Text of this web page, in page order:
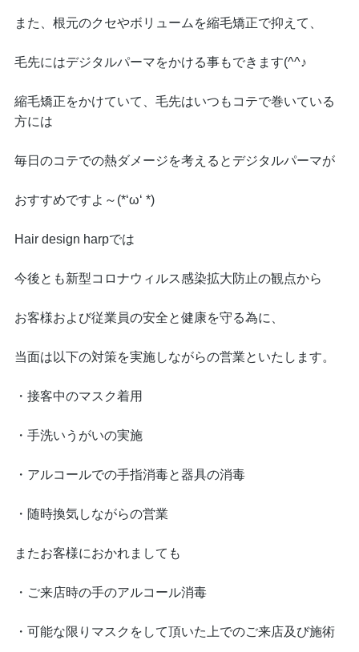
また、根元のクセやボリュームを縮毛矯正で抑えて、
毛先にはデジタルパーマをかける事もできます(^^♪
縮毛矯正をかけていて、毛先はいつもコテで巻いている
方には
毎日のコテでの熱ダメージを考えるとデジタルパーマが
おすすめですよ～(*‘ω‘ *)
Hair design harpでは
今後とも新型コロナウィルス感染拡大防止の観点から
お客様および従業員の安全と健康を守る為に、
当面は以下の対策を実施しながらの営業といたします。
・接客中のマスク着用
・手洗いうがいの実施
・アルコールでの手指消毒と器具の消毒
・随時換気しながらの営業
またお客様におかれましても
・ご来店時の手のアルコール消毒
・可能な限りマスクをして頂いた上でのご来店及び施術